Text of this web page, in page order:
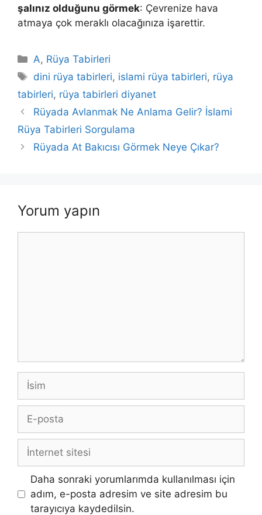
şalınız olduğunu gör­mek: Çevrenize hava
atmaya çok meraklı olacağınıza işarettir.
Kategoriler
A, Rüya Tabirleri
Etiketler
dini rüya tabirleri, islami rüya tabirleri, rüya
tabirleri, rüya tabirleri diyanet
Rüyada Avlanmak Ne Anlama Gelir? İslami
Rüya Tabirleri Sorgulama
Rüyada At Bakıcısı Görmek Neye Çıkar?
Yorum yapın
İsim
posta
İnternet
sitesi
Daha sonraki yorumlarımda kullanılması için
adım, e-posta adresim ve site adresim bu
tarayıcıya kaydedilsin.